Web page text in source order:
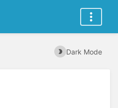
Dark Mode